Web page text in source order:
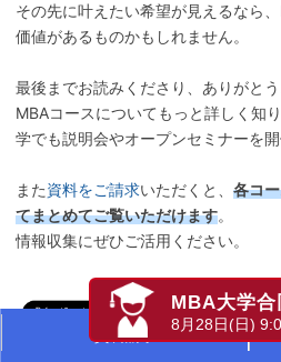
その先に叶えたい希望が見えるなら
価値があるものかもしれません。
最後までお読みくださり、ありがとう
MBAコースについてもっと詳しく知
学でも説明会やオープンセミナーを開
また資料をご請求いただくと、 各コ
てまとめてご覧いただけます。
情報収集にぜひご活用ください。
資料請求
MBA大学合
8月28日(日)